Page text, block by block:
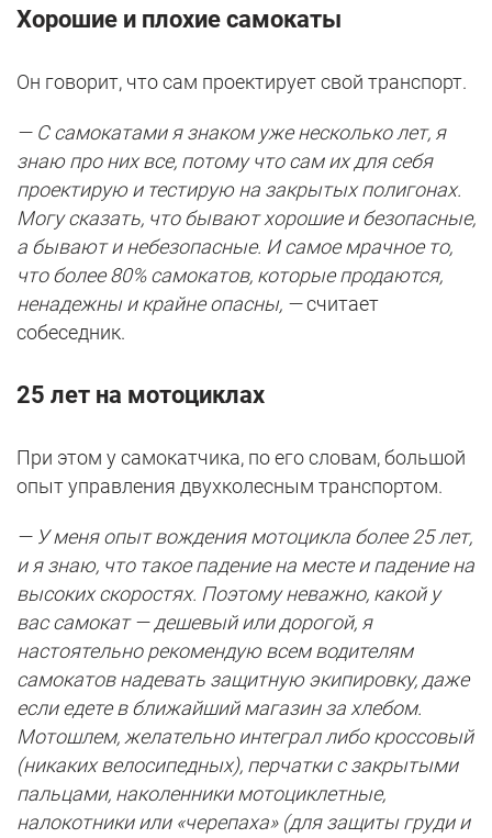
Хорошие и плохие самокаты
Он говорит, что сам проектирует свой транспорт.
— С самокатами я знаком уже несколько лет, я
знаю про них все, потому что сам их для себя
проектирую и тестирую на закрытых полигонах.
Могу сказать, что бывают хорошие и безопасные,
а бывают и небезопасные. И самое мрачное то,
что более 80% самокатов, которые продаются,
ненадежны и крайне опасны, —считает
собеседник.
25 лет на мотоциклах
При этом у самокатчика, по его словам, большой
опыт управления двухколесным транспортом.
— У меня опыт вождения мотоцикла более 25 лет,
и я знаю, что такое падение на месте и падение на
высоких скоростях. Поэтому неважно, какой у
вас самокат — дешевый или дорогой, я
настоятельно рекомендую всем водителям
самокатов надевать защитную экипировку, даже
если едете в ближайший магазин за хлебом.
Мотошлем, желательно интеграл либо кроссовый
(никаких велосипедных), перчатки с закрытыми
пальцами, наколенники мотоциклетные,
налокотники или «черепаха» (для защиты груди и